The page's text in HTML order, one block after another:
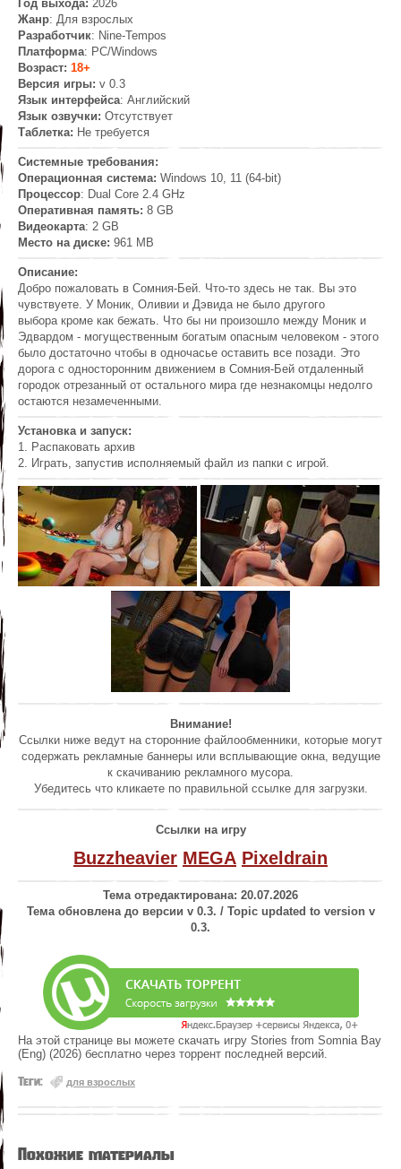
Год выхода: 2026
Жанр: Для взрослых
Разработчик: Nine-Tempos
Платформа: PC/Windows
Возраст: 18+
Версия игры: v 0.3
Язык интерфейса: Английский
Язык озвучки: Отсутствует
Таблетка: Не требуется
Системные требования:
Операционная система: Windows 10, 11 (64-bit)
Процессор: Dual Core 2.4 GHz
Оперативная память: 8 GB
Видеокарта: 2 GB
Место на диске: 961 MB
Описание:
Добро пожаловать в Сомния-Бей. Что-то здесь не так. Вы это
чувствуете. У Моник, Оливии и Дэвида не было другого
выбора кроме как бежать. Что бы ни произошло между Моник и
Эдвардом - могущественным богатым опасным человеком - этого
было достаточно чтобы в одночасье оставить все позади. Это
дорога с односторонним движением в Сомния-Бей отдаленный
городок отрезанный от остального мира где незнакомцы недолго
остаются незамеченными.
Установка и запуск:
1. Распаковать архив
2. Играть, запустив исполняемый файл из папки с игрой.
Внимание!
Ссылки ниже ведут на сторонние файлообменники, которые могут
содержать рекламные баннеры или всплывающие окна, ведущие
к скачиванию рекламного мусора.
Убедитесь что кликаете по правильной ссылке для загрузки.
Ссылки на игру
Buzzheavier MEGA Pixeldrain
Тема отредактирована: 20.07.2026
Тема обновлена до версии v 0.3. / Topic updated to version v
0.3.
На этой странице вы можете скачать игру Stories from Somnia Bay
(Eng) (2026) бесплатно через торрент последней версий.
Теги: для взрослых
Похожие материалы